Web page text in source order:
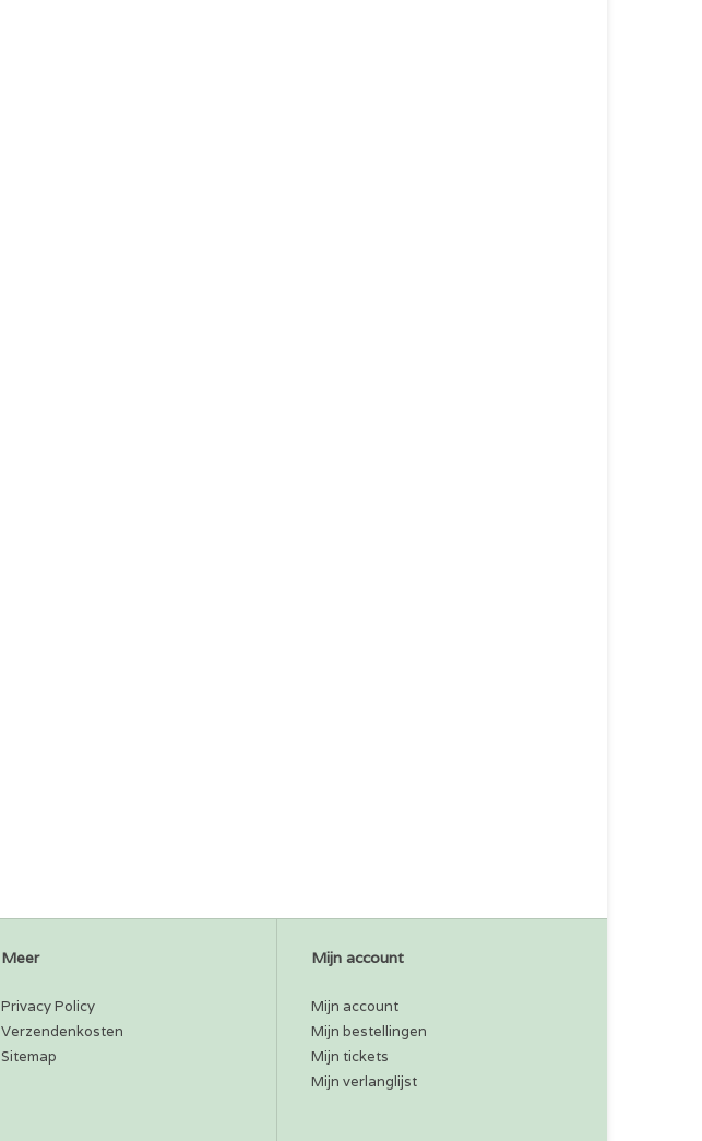
Meer
Privacy Policy
Verzendenkosten
Sitemap
Mijn account
Mijn account
Mijn bestellingen
Mijn tickets
Mijn verlanglijst